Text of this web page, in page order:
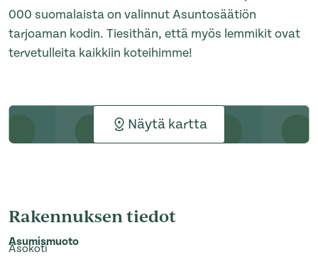
000 suomalaista on valinnut Asuntosäätiön
tarjoaman kodin. Tiesithän, että myös lemmikit ovat
tervetulleita kaikkiin koteihimme!
Näytä kartta
Rakennuksen tiedot
Asumismuoto
Asokoti